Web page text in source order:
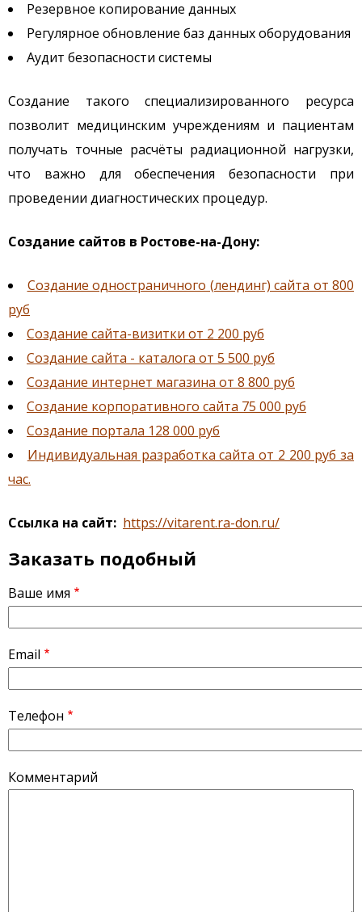
Резервное копирование данных
Регулярное обновление баз данных оборудования
Аудит безопасности системы
Создание такого специализированного ресурса
позволит медицинским учреждениям и пациентам
получать точные расчёты радиационной нагрузки,
что важно для обеспечения безопасности при
проведении диагностических процедур.
Создание сайтов в Ростове-на-Дону:
Создание одностраничного (лендинг) сайта от 800
руб
Создание сайта-визитки от 2 200 руб
Создание сайта - каталога от 5 500 руб
Создание интернет магазина от 8 800 руб
Создание корпоративного сайта 75 000 руб
Создание портала 128 000 руб
Индивидуальная разработка сайта от 2 200 руб за
час.
Ссылка на сайт https://vitarent.ra-don.ru/
Заказать подобный
Ваше имя
Email
Телефон
Комментарий